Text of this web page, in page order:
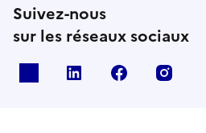
Suivez-nous
sur les réseaux sociaux
Linkedin Facebook